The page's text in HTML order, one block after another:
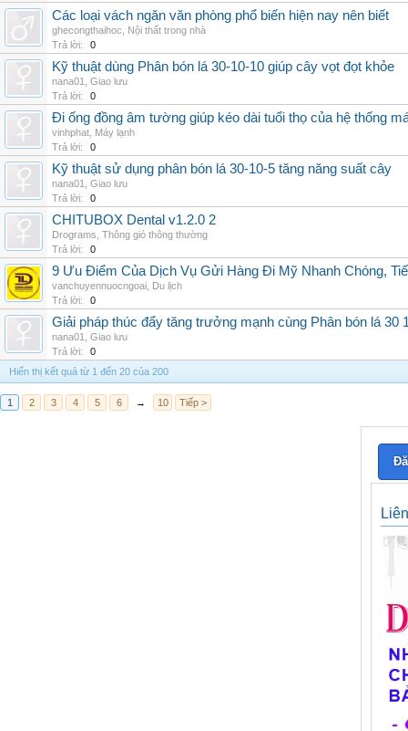
Các loại vách ngăn văn phòng phổ biến hiện nay nên biết
ghecongthaihoc
Nội thất trong nhà
Trả lời:
0
Kỹ thuật dùng Phân bón lá 30-10-10 giúp cây vọt đọt khỏe
nana01
Giao lưu
Trả lời:
0
Đi ống đồng âm tường giúp kéo dài tuổi thọ của hệ thống
vinhphat Máy lạnh
Trả lời:
0
Kỹ thuật sử dụng phân bón lá 30-10-5 tăng năng suất cây
nana01
Giao lưu
Trả lời:
0
CHITUBOX Dental v1.2.0 2
Drograms Thông gió thông thường
Trả lời:
0
9 Ưu Điểm Của Dịch Vụ Gửi Hàng Đi Mỹ Nhanh Chóng,
vanchuyennuocngoai Du lịch
Trả lời:
0
Giải pháp thúc đẩy tăng trưởng mạnh cùng Phân bón lá 30
nana01
Giao lưu
Trả lời:
0
Hiển thị kết quả từ 1 đến 20 của 200
1 2 3 4 5 6 → 10 Tiếp >